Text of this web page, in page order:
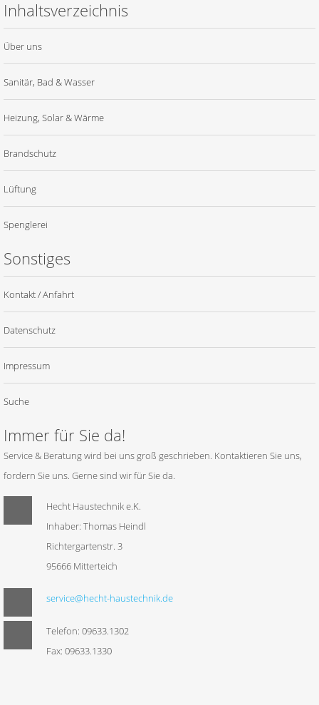
Inhaltsverzeichnis
Über uns
Sanitär, Bad & Wasser
Heizung, Solar & Wärme
Brandschutz
Lüftung
Spenglerei
Sonstiges
Kontakt / Anfahrt
Datenschutz
Impressum
Suche
Immer für Sie da!
Service & Beratung wird bei uns groß geschrieben. Kontaktieren Sie uns,
fordern Sie uns. Gerne sind wir für Sie da.
Hecht Haustechnik e.K.
Inhaber: Thomas Heindl
Richtergartenstr. 3
95666 Mitterteich
service@hecht-haustechnik.de
Telefon: 09633.1302
Fax: 09633.1330